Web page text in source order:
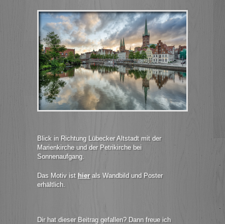
Blick in Richtung Lübecker Altstadt mit der
Marienkirche und der Petrikirche bei
Sonnenaufgang.
Das Motiv ist hierals Wandbild und Poster
erhältlich.
Dir hat dieser Beitrag gefallen? Dann freue ich